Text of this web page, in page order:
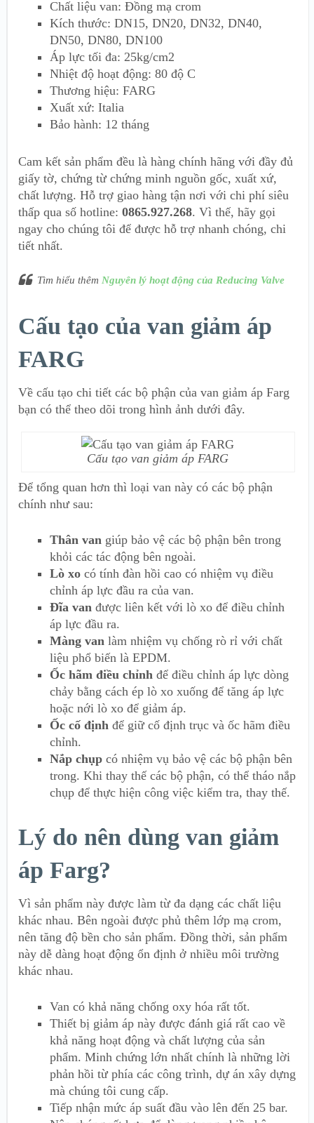
Chất liệu van: Đồng mạ crom
Kích thước: DN15, DN20, DN32, DN40,
DN50, DN80, DN100
Áp lực tối đa: 25kg/cm2
Nhiệt độ hoạt động: 80 độ C
Thương hiệu: FARG
Xuất xứ: Italia
Bảo hành: 12 tháng
Cam kết sản phẩm đều là hàng chính hãng với đầy đủ
giấy tờ, chứng từ chứng minh nguồn gốc, xuất xứ,
chất lượng. Hỗ trợ giao hàng tận nơi với chi phí siêu
thấp qua số hotline: 0865.927.268. Vì thế, hãy gọi
ngay cho chúng tôi để được hỗ trợ nhanh chóng, chi
tiết nhất.
Tìm hiểu thêm Nguyên lý hoạt động của Reducing Valve
Cấu tạo của van giảm áp
FARG
Về cấu tạo chi tiết các bộ phận của van giảm áp Farg
bạn có thể theo dõi trong hình ảnh dưới đây.
Cấu tạo van giảm áp FARG
Để tổng quan hơn thì loại van này có các bộ phận
chính như sau:
Thân van giúp bảo vệ các bộ phận bên trong
khỏi các tác động bên ngoài.
Lò xo có tính đàn hồi cao có nhiệm vụ điều
chỉnh áp lực đầu ra của van.
Đĩa van được liên kết với lò xo để điều chỉnh
áp lực đầu ra.
Màng van làm nhiệm vụ chống rò rỉ với chất
liệu phổ biến là EPDM.
Ốc hãm điều chỉnh để điều chỉnh áp lực dòng
chảy bằng cách ép lò xo xuống để tăng áp lực
hoặc nới lò xo để giảm áp.
Ốc cố định để giữ cố định trục và ốc hãm điều
chỉnh.
Nắp chụp có nhiệm vụ bảo vệ các bộ phận bên
trong. Khi thay thế các bộ phận, có thể tháo nắp
chụp để thực hiện công việc kiểm tra, thay thế.
Lý do nên dùng van giảm
áp Farg?
Vì sản phẩm này được làm từ đa dạng các chất liệu
khác nhau. Bên ngoài được phủ thêm lớp mạ crom,
nên tăng độ bền cho sản phẩm. Đồng thời, sản phẩm
này dễ dàng hoạt động ổn định ở nhiều môi trường
khác nhau.
Van có khả năng chống oxy hóa rất tốt.
Thiết bị giảm áp này được đánh giá rất cao về
khả năng hoạt động và chất lượng của sản
phẩm. Minh chứng lớn nhất chính là những lời
phản hồi từ phía các công trình, dự án xây dựng
mà chúng tôi cung cấp.
Tiếp nhận mức áp suất đầu vào lên đến 25 bar.